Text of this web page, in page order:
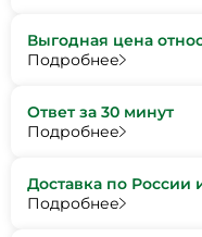
Выгодная цена
Подробнее
Ответ за 30 минут
Подробнее
Доставка по России
Подробнее